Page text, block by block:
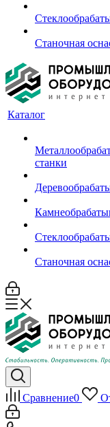
Станочная
Каталог
станки
Станочная
Сравнение0